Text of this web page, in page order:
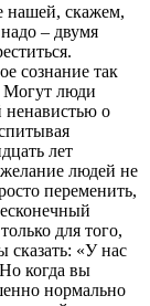
нашей, скажем,
– двумя
сознание так
Могут люди
ненавистью о
лет
людей не
переменить,
для того,
сказать: «У нас
когда вы
нормально